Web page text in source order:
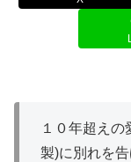
１０年超え
製)に別れを